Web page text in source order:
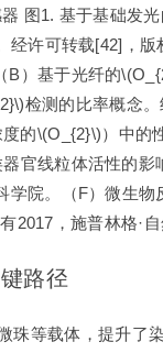
图1. 基于基础发
许可转载[42]，
B）基于光纤的
检测的比率概念
的\(O_{2}\)）中
官线粒体活性的
院。（F）微生
2017，施普林格·自
路径
珠等载体，提升